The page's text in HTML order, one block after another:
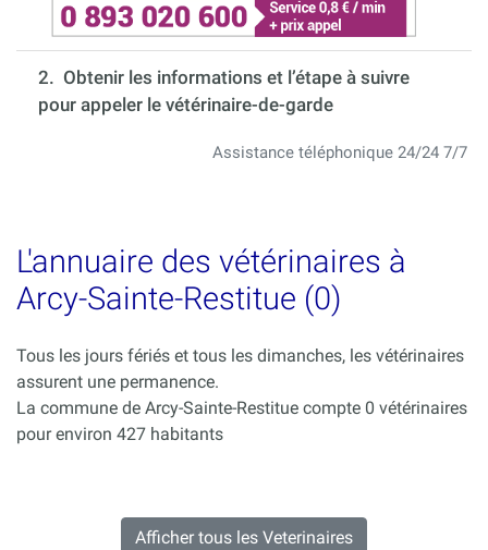
2. Obtenir les informations et l’étape à suivre
pour appeler le vétérinaire-de-garde
Assistance téléphonique 24/24 7/7
L'annuaire des vétérinaires à
Arcy-Sainte-Restitue (0)
Tous les jours fériés et tous les dimanches, les vétérinaires
assurent une permanence.
La commune de Arcy-Sainte-Restitue compte 0 vétérinaires
pour environ 427 habitants
Afficher tous les Veterinaires